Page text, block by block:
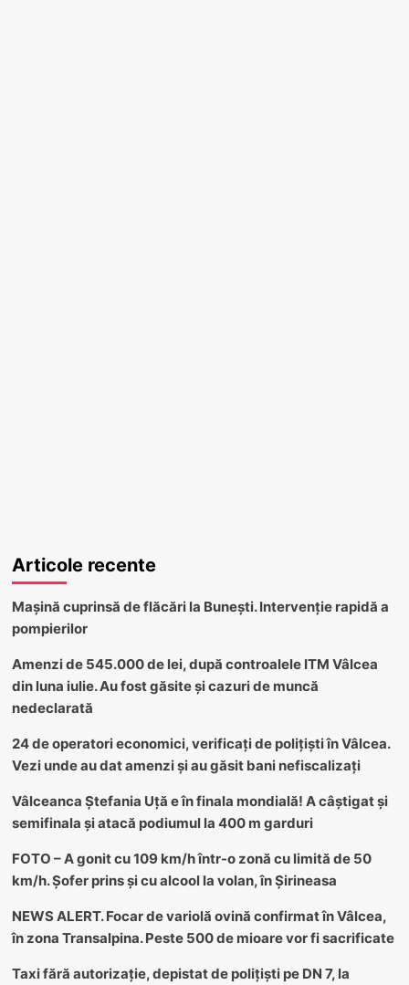
Articole recente
Mașină cuprinsă de flăcări la Bunești. Intervenție rapidă a
pompierilor
Amenzi de 545.000 de lei, după controalele ITM Vâlcea
din luna iulie. Au fost găsite și cazuri de muncă
nedeclarată
24 de operatori economici, verificați de polițiști în Vâlcea.
Vezi unde au dat amenzi și au găsit bani nefiscalizați
Vâlceanca Ștefania Uță e în finala mondială! A câștigat și
semifinala și atacă podiumul la 400 m garduri
FOTO – A gonit cu 109 km/h într-o zonă cu limită de 50
km/h. Șofer prins și cu alcool la volan, în Șirineasa
NEWS ALERT. Focar de variolă ovină confirmat în Vâlcea,
în zona Transalpina. Peste 500 de mioare vor fi sacrificate
Taxi fără autorizație, depistat de polițiști pe DN 7, la